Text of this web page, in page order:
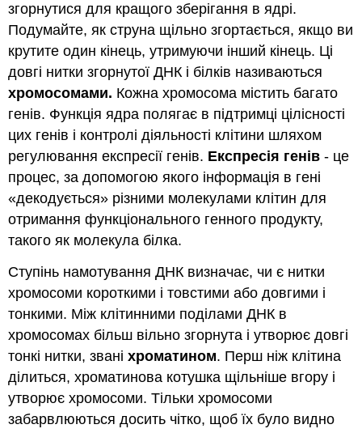
згорнутися для кращого зберігання в ядрі.
Подумайте, як струна щільно згортається, якщо ви
крутите один кінець, утримуючи інший кінець. Ці
довгі нитки згорнутої ДНК і білків називаються
хромосомами. Кожна хромосома містить багато
генів. Функція ядра полягає в підтримці цілісності
цих генів і контролі діяльності клітини шляхом
регулювання експресії генів. Експресія генів - це
процес, за допомогою якого інформація в гені
«декодується» різними молекулами клітин для
отримання функціонального генного продукту,
такого як молекула білка.
Ступінь намотування ДНК визначає, чи є нитки
хромосоми короткими і товстими або довгими і
тонкими. Між клітинними поділами ДНК в
хромосомах більш вільно згорнута і утворює довгі
тонкі нитки, званіхроматином. Перш ніж клітина
ділиться, хроматинова котушка щільніше вгору і
утворює хромосоми. Тільки хромосоми
забарвлюються досить чітко, щоб їх було видно